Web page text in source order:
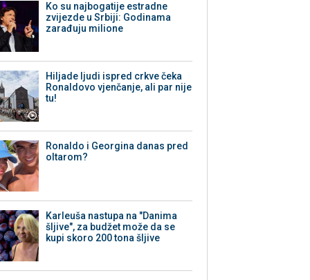
Ko su najbogatije estradne
zvijezde u Srbiji: Godinama
zarađuju milione
Hiljade ljudi ispred crkve čeka
Ronaldovo vjenčanje, ali par nije
tu!
Ronaldo i Georgina danas pred
oltarom?
Karleuša nastupa na "Danima
šljive", za budžet može da se
kupi skoro 200 tona šljive